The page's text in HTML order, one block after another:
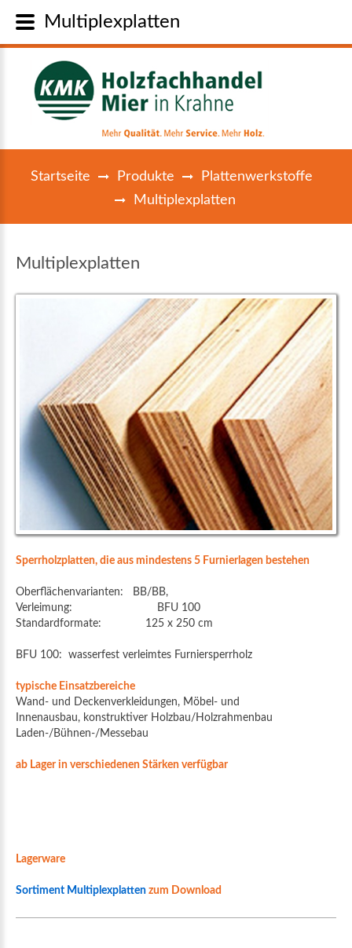
Startseite Produkte
Plattenwerkstoffe
Multiplexplatten
Multiplexplatten
Sperrholzplatten, die aus mindestens 5 Furnierlagen bestehen
Oberflächenvarianten: BB/BB,
Verleimung: BFU 100
Standardformate: 125 x 250 cm
BFU 100: wasserfest verleimtes Furniersperrholz
typische Einsatzbereiche
Wand- und Deckenverkleidungen, Möbel- und
Innenausbau, konstruktiver Holzbau/Holzrahmenbau
Laden-/Bühnen-/Messebau
ab Lager in verschiedenen Stärken verfügbar
Lagerware
Sortiment Multiplexplatten zum Download
Multiplexplatten